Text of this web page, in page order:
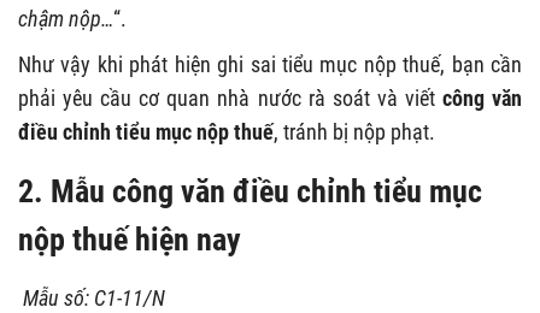
chậm nộp…“.
Như vậy khi phát hiện ghi sai tiểu mục nộp thuế, bạn cần
phải yêu cầu cơ quan nhà nước rà soát và viết công văn
điều chỉnh tiểu mục nộp thuế, tránh bị nộp phạt.
2. Mẫu công văn điều chỉnh tiểu mục
nộp thuế hiện nay
Mẫu số: C1-11/N